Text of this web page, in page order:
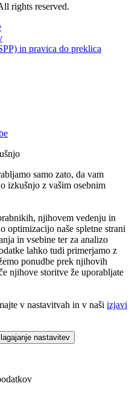
rights reserved.
in pravica do preklica
samo zato, da vam
izkušnjo z vašim osebnim
njihovem vedenju in
optimizacijo naše spletne strani
in vsebine ter za analizo
lahko tudi primerjamo z
ponudbe prek njihovih
njihove storitve že uporabljate
v nastavitvah in v naši izjavi
nastavitev